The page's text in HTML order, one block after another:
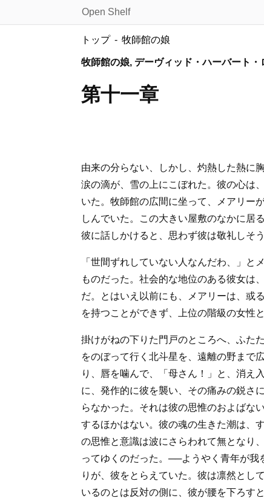
Open Shelf
トップ 牧師館の娘
牧師館の娘, デーヴィッド・ハーバート・
第十一章
由来の分らない、しかし、灼熱した熱に
涙の滴が、雪の上にこぼれた。彼の心は
いた。牧師館の広間に坐って、メアリー
しんでいた。この大きい屋敷のなかに居
彼に話しかけると、思わず彼は敬礼しそ
「世間ずれしていない人なんだわ、」
ものだった。社会的な地位のある彼女は
だ。とはいえ以前にも、メアリーは、或
を持つことができず、上位の階級の女性
掛けがねの下りた門戸のところへ、ふた
をのぼって行く北斗星を、遠離の野まで
り、唇を噛んで、「母さん！」と、消え
に、発作的に彼を襲い、その痛みの鋭さ
らなかった。それは彼の思惟のおよばな
するほかはない。彼の魂の生きた潮は、
の思惟と意識は波にさらわれて無となり
ってゆくのだった。──ようやく青年が我
りが、彼をとらえていた。彼は凛然とし
いるのとは反対の側に、彼が腰を下ろす